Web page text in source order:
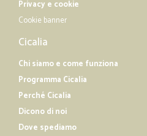
Molto bene e Veloce.
Molto bene e Veloce.
Più che soddisfatta
Privacy e cookie
Cookie banner
Cicalia
Chi siamo e come funziona
Programma Cicalia
Perché Cicalia
Dicono di noi
Dove spediamo